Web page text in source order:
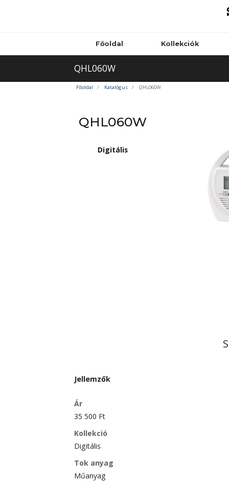
Főoldal Kollekciók
QHL060W
Főoldal Katalógus QHL060W
QHL060W
Digitális
Jellemzők
Ár
35 500 Ft
Kollekció
Digitális
Tok anyag
Műanyag